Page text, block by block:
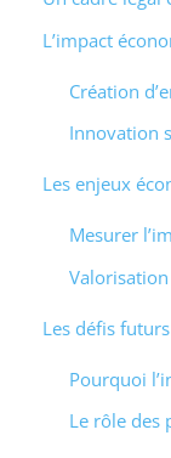
L’impact
Création
Innovation
Les enjeux
Mesurer
Les défis
Pourquoi
Le rôle des